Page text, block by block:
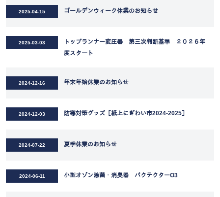
2025-04-15 ゴールデンウィーク休業のお知らせ
2025-03-03
トップランナー変圧器 第三次判断基準 ２０２６年
度スタート
2024-12-16 年末年始休業のお知らせ
2024-12-03 防寒対策グッズ［紙上にぎわい市2024-2025］
2024-07-22 夏季休業のお知らせ
2024-06-11 小型オゾン除菌・消臭器 バクテクターO3